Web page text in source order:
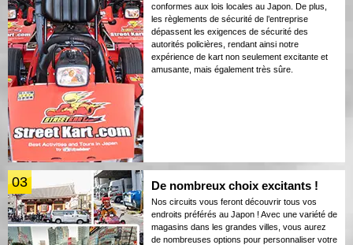
conformes aux lois locales au Japon. De plus,
les règlements de sécurité de l’entreprise
dépassent les exigences de sécurité des
autorités policières, rendant ainsi notre
expérience de kart non seulement excitante et
amusante, mais également très sûre.
03 De nombreux choix excitants !
Nos circuits vous feront découvrir tous vos
endroits préférés au Japon ! Avec une variété de
magasins dans les grandes villes, vous aurez
de nombreuses options pour personnaliser votre